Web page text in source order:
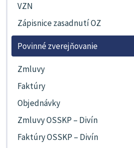
VZN
Zápisnice zasadnutí OZ
Povinné zverejňovanie
Zmluvy
Faktúry
Objednávky
Zmluvy OSSKP – Divín
Faktúry OSSKP – Divín